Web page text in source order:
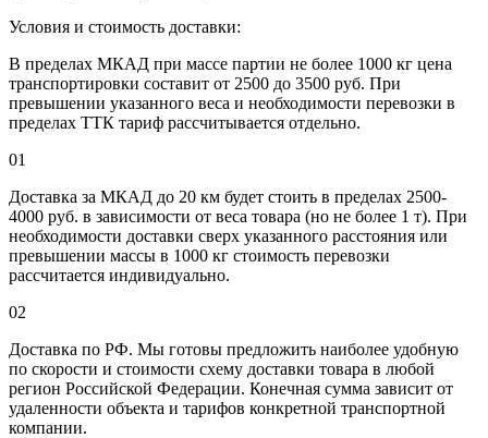
Условия и стоимость доставки:
В пределах МКАД при массе партии не более 1000 кг цена
транспортировки составит от 2500 до 3500 руб. При
превышении указанного веса и необходимости перевозки в
пределах ТТК тариф рассчитывается отдельно.
01
Доставка за МКАД до 20 км будет стоить в пределах 2500-
4000 руб. в зависимости от веса товара (но не более 1 т). При
необходимости доставки сверх указанного расстояния или
превышении массы в 1000 кг стоимость перевозки
рассчитается индивидуально.
02
Доставка по РФ. Мы готовы предложить наиболее удобную
по скорости и стоимости схему доставки товара в любой
регион Российской Федерации. Конечная сумма зависит от
удаленности объекта и тарифов конкретной транспортной
компании.